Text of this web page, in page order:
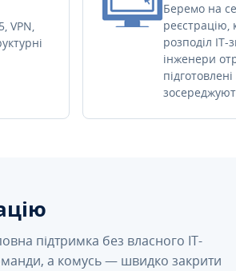
VPN,
Беремо на
реєстрацію,
розподіл IT-
інженери
підтримка без власного IT-
а комусь — швидко закрити